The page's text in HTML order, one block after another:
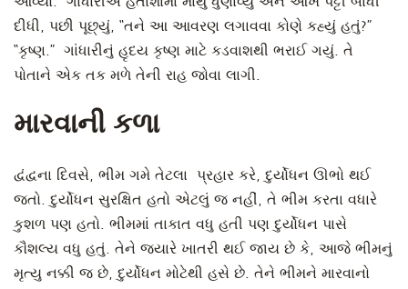
દીધી, પછી પૂછ્યું, “તને આ આવરણ લગાવવા કોણે કહ્યું હતું?”
“કૃષ્ણ.” ગાંધારીનું હૃદય કૃષ્ણ માટે કડવાશથી ભરાઈ ગયું. તે
પોતાને એક તક મળે તેની રાહ જોવા લાગી.
મારવાની કળા
દ્વંદ્વના દિવસે, ભીમ ગમે તેટલા પ્રહાર કરે, દુર્યોધન ઊભો થઈ
જતો. દુર્યોધન સુરક્ષિત હતો એટલું જ નહીં, તે ભીમ કરતા વધારે
કુશળ પણ હતો. ભીમમાં તાકાત વધુ હતી પણ દુર્યોધન પાસે
કૌશલ્ય વધુ હતું. તેને જયારે ખાતરી થઈ જાય છે કે, આજે ભીમનું
મૃત્યુ નક્કી જ છે, દુર્યોધન મોટેથી હસે છે. તેને ભીમને મારવાનો